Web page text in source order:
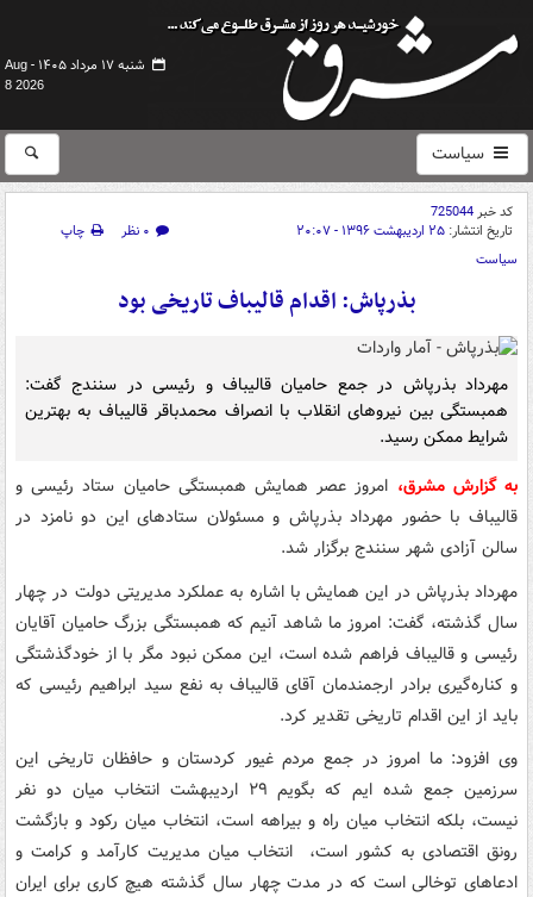
شنبه ۱۷ مرداد ۱۴۰۵ -
Aug
8 2026
سیاست
کد خبر725044
تاریخ انتشار: ۲۵ اردیبهشت ۱۳۹۶ - ۲۰:۰۷ ۰ نظر
چاپ
سیاست
بذرپاش: اقدام قالیباف تاریخی بود
مهرداد بذرپاش در جمع حامیان قالیباف و رئیسی در سنندج گفت:
همبستگی بین نیروهای انقلاب با انصراف محمدباقر قالیباف به بهترین
شرایط ممکن رسید.
به‌ گزارش مشرق، امروز عصر همایش همبستگی حامیان ستاد رئیسی و
قالیباف با حضور مهرداد بذرپاش و مسئولان ستادهای این دو نامزد در
سالن آزادی شهر سنندج برگزار شد.
مهرداد بذرپاش در این همایش با اشاره‌ به‌ عملکرد مدیریتی دولت در چهار
سال گذشته‌، گفت: امروز ما شاهد آنیم که‌ همبستگی بزرگ حامیان آقایان
رئیسی و قالیباف فراهم شده است، این ممکن نبود مگر با از خودگذشتگی
و کناره‌گیری برادر ارجمندمان آقای قالیباف به‌ نفع سید ابراهیم رئیسی که
باید از این اقدام تاریخی تقدیر کرد.
وی افزود: ما امروز در جمع مردم غیور کردستان و حافظان تاریخی این
سرزمین جمع شده‌ ایم که‌ بگویم ۲۹ اردیبهشت انتخاب میان دو نفر
نیست، بلکه انتخاب میان راه‌ و بیراهه‌ است، انتخاب میان رکود و بازگشت
رونق اقتصادی به‌ کشور است، انتخاب میان مدیریت کارآمد و کرامت و
ادعاهای توخالی است که‌ در مدت چهار سال گذشته‌ هیچ کاری برای ایران